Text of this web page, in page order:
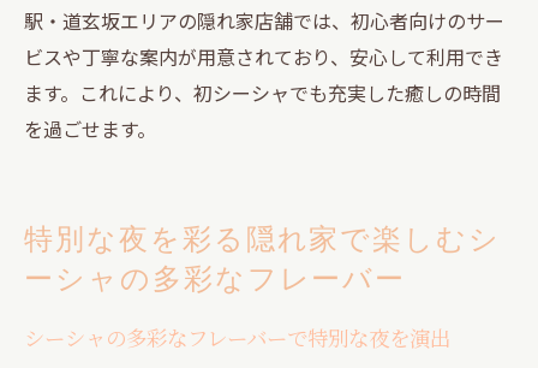
駅・道玄坂エリアの隠れ家店舗では、初心者向けのサー
ビスや丁寧な案内が用意されており、安心して利用でき
ます。これにより、初シーシャでも充実した癒しの時間
を過ごせます。
特別な夜を彩る隠れ家で楽しむシ
ーシャの多彩なフレーバー
シーシャの多彩なフレーバーで特別な夜を演出